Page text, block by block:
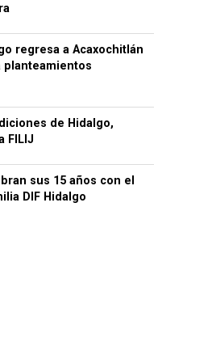
regresa a Acaxochitlán
planteamientos
de Hidalgo,
FILIJ
sus 15 años con el
DIF Hidalgo